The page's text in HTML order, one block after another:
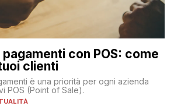
con POS: come
clienti
è una priorità per ogni azienda
POS (Point of Sale).